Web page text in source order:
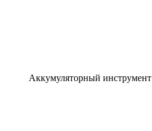
Аккумуляторный инструмент